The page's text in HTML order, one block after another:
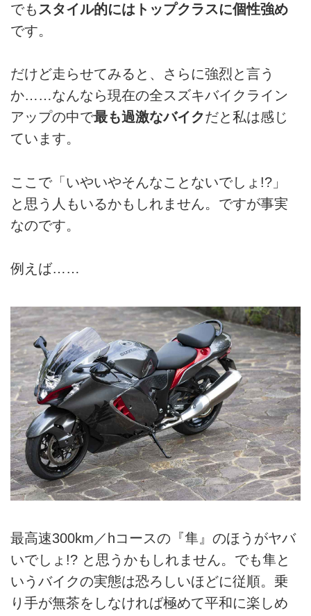
でも スタイル的にはトップクラスに個性強め
です。
だけど走らせてみると、さらに強烈と言う
か……なんなら現在の全スズキバイクライン
アップの中で最も過激なバイクだと私は感じ
ています。
ここで「いやいやそんなことないでしょ!?」
と思う人もいるかもしれません。ですが事実
なのです。
例えば……
最高速300km／hコースの『隼』のほうがヤバ
いでしょ!? と思うかもしれません。でも隼と
いうバイクの実態は恐ろしいほどに従順。乗
り手が無茶をしなければ極めて平和に楽しめ